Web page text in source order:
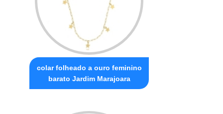
colar folheado a ouro feminino
barato Jardim Marajoara